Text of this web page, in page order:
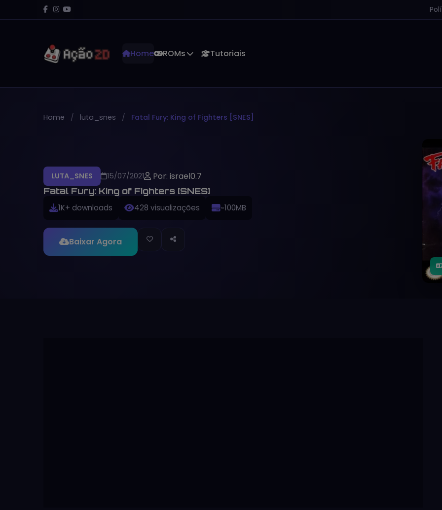
Home ROMs Tutoriais
Home luta_snes Fatal Fury: King of Fighters [SNES]
LUTA_SNES 15/07/2021 Por: israel0.7
Fatal Fury: King of Fighters [SNES]
1K+ downloads 428 visualizações ~100MB
Baixar Agora